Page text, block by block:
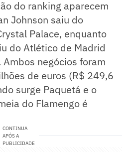
do ranking aparecem
Johnson saiu do
Palace, enquanto
do Atlético de Madrid
negócios foram
de euros (R$ 249,6
surge Paquetá e o
do Flamengo é
CONTINUA
APÓS A
PUBLICIDADE